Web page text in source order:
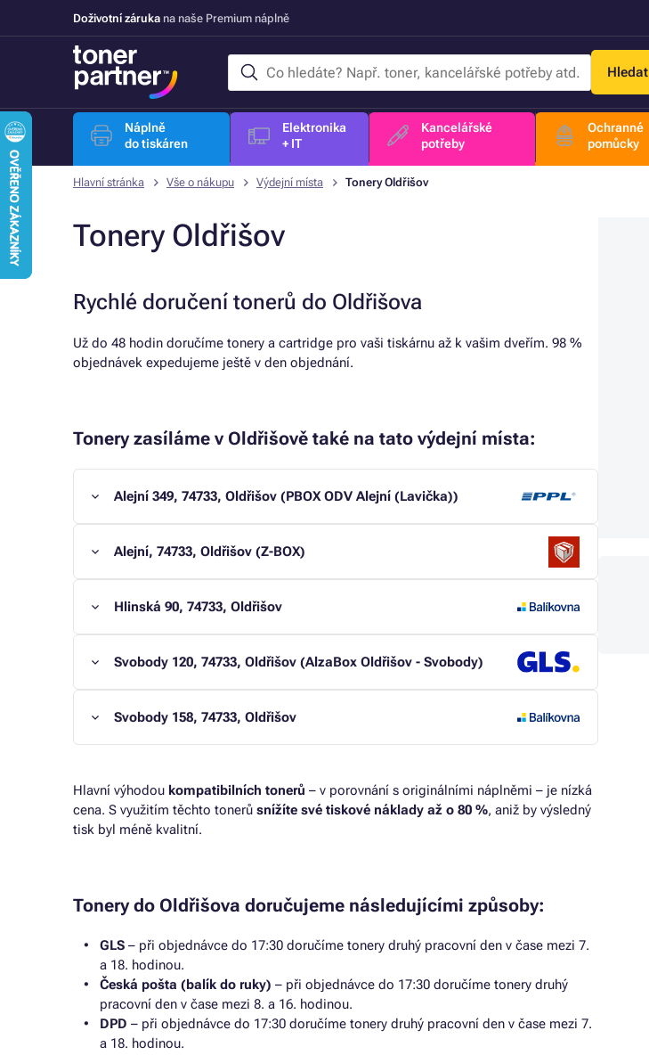
Doživotní záruka na naše Premium náplně
Hledat
Náplně
do tiskáren
Elektronika
+ IT
Kancelářské
potřeby
Ochranné
pomůcky
Hlavní stránka Vše o nákupu Výdejní místa Tonery Oldřišov
Tonery Oldřišov
Rychlé doručení tonerů do Oldřišova
Už do 48 hodin doručíme tonery a cartridge pro vaši tiskárnu až k vašim dveřím. 98 %
objednávek expedujeme ještě v den objednání.
Tonery zasíláme v Oldřišově také na tato výdejní místa:
Alejní 349, 74733, Oldřišov (PBOX ODV Alejní (Lavička))
Alejní, 74733, Oldřišov (Z-BOX)
Hlinská 90, 74733, Oldřišov
Svobody 120, 74733, Oldřišov (AlzaBox Oldřišov - Svobody)
Svobody 158, 74733, Oldřišov
Hlavní výhodou kompatibilních tonerů – v porovnání s originálními náplněmi – je nízká
cena. S využitím těchto tonerů snížíte své tiskové náklady až o 80 %, aniž by výsledný
tisk byl méně kvalitní.
Tonery do Oldřišova doručujeme následujícími způsoby:
GLS – při objednávce do 17:30 doručíme tonery druhý pracovní den v čase mezi 7.
a 18. hodinou.
Česká pošta (balík do ruky) – při objednávce do 17:30 doručíme tonery druhý
pracovní den v čase mezi 8. a 16. hodinou.
DPD – při objednávce do 17:30 doručíme tonery druhý pracovní den v čase mezi 7.
a 18. hodinou.